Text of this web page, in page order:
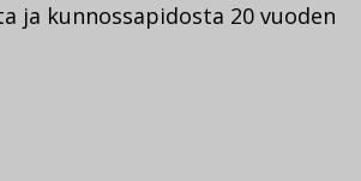
ja kunnossapidosta 20 vuoden